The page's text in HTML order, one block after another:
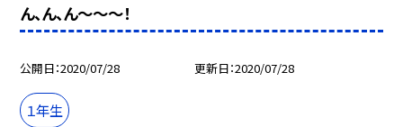
ん、ん、ん〜〜〜！
公開日 2020/07/28 更新日 2020/07/28
１年生